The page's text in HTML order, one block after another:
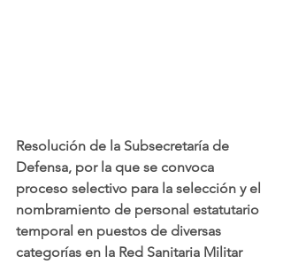
Resolución de la Subsecretaría de
Defensa, por la que se convoca
proceso selectivo para la selección y el
nombramiento de personal estatutario
temporal en puestos de diversas
categorías en la Red Sanitaria Militar